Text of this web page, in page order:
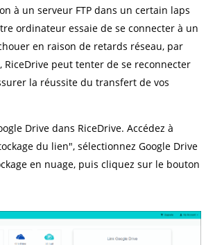
à un serveur FTP dans un certain laps
ordinateur essaie de se connecter à un
en raison de retards réseau, par
RiceDrive peut tenter de se reconnecter
la réussite du transfert de vos
Drive dans RiceDrive. Accédez à
du lien", sélectionnez Google Drive
en nuage, puis cliquez sur le bouton